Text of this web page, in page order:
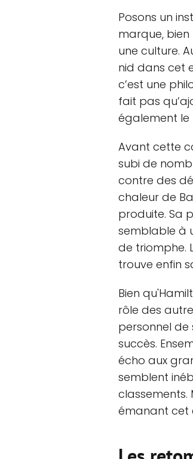
Posons un
marque, bien
une culture.
nid dans cet
c’est une
fait pas
également le
Avant cette
subi de
contre des
chaleur de
produite. Sa
semblable à
de triomphe.
trouve enfin
Bien
rôle des
personnel de
succès.
écho aux
semblent
classements.
émanant cet